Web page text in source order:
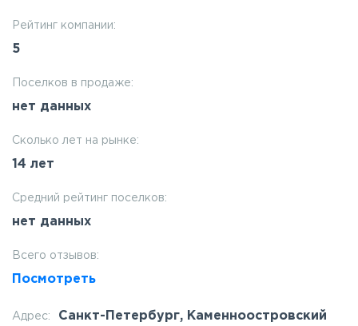
Рейтинг компании:
5
Поселков в продаже:
нет данных
Сколько лет на рынке:
14 лет
Средний рейтинг поселков:
нет данных
Всего отзывов:
Посмотреть
Адрес:
Санкт-Петербург, Каменноостровский